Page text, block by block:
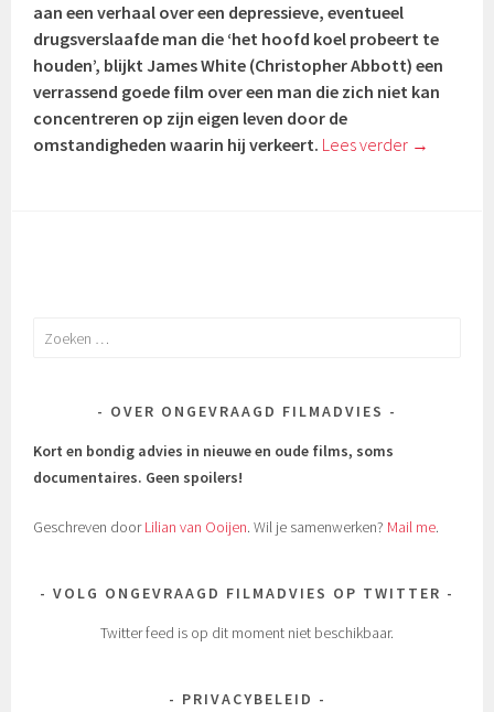
aan een verhaal over een depressieve, eventueel
drugsverslaafde man die ‘het hoofd koel probeert te
houden’, blijkt James White (Christopher Abbott)een
verrassend goede film over een man die zich niet kan
concentreren op zijn eigen leven door de
omstandigheden waarin hij verkeert. Lees verder →
Zoeken
OVER ONGEVRAAGD FILMADVIES
Kort en bondig advies in nieuwe en oude films, soms
documentaires. Geen spoilers!
Geschreven doorLilian van Ooijen. Wil je samenwerken? Mail me.
VOLG ONGEVRAAGD FILMADVIES OP TWITTER
Twitter feed is op dit moment niet beschikbaar.
PRIVACYBELEID